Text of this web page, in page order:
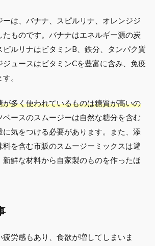
ーは、バナナ、スピルリナ、オレンジジ
たものです。バナナはエネルギー源の炭
ピルリナはビタミンB、鉄分、タンパク質
ジュースはビタミンCを豊富に含み、免疫
。
が多く使われているものは糖質が高いの
ベースのスムージーは自然な糖分を含む
に気をつける必要があります。また、添
料を含む市販のスムージーミックスは避
新鮮な材料から自家製のものを作ったほ
労感もあり、食欲が増してしまいま